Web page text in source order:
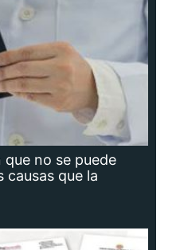
no se puede
causas que la